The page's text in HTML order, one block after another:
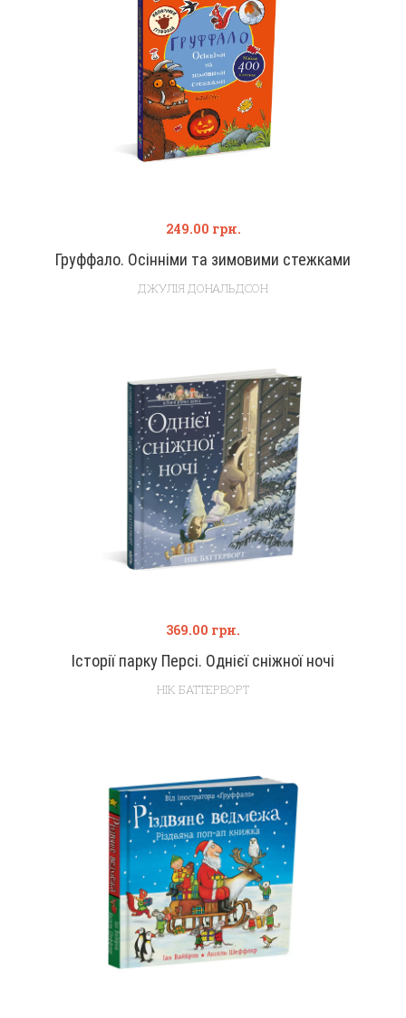
Груффало. Осінніми та зимовими стежками
249.00 грн.
ДЖУЛІЯ ДОНАЛЬДСОН
Історії парку Персі. Однієї сніжної ночі
369.00 грн.
НІК БАТТЕРВОРТ